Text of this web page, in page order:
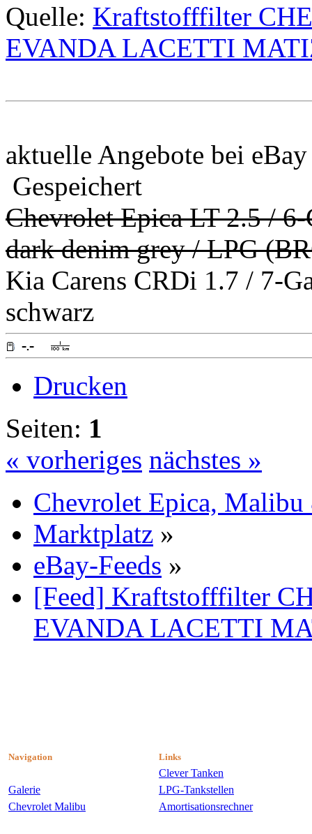
Quelle: Kraftstofffilter
EVANDA LACETTI
aktuelle Angebote bei eBay
Gespeichert
Chevrolet Epica LT 2.5 /
dark denim grey / LPG
Kia Carens CRDi 1.7 / 7-
schwarz
Drucken
Seiten: 1
« vorheriges nächstes »
Chevrolet Epica,
Marktplatz »
eBay-Feeds »
[Feed] Kraftstofffilter
EVANDA LACETTI
Navigation Links
Clever Tanken
Galerie
LPG-Tankstellen
Chevrolet Malibu
Amortisationsrechner